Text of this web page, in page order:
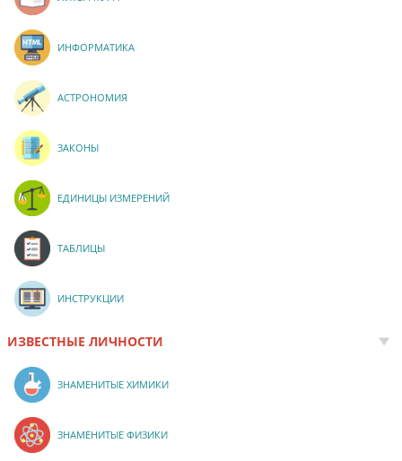
ИНФОРМАТИКА
АСТРОНОМИЯ
ЗАКОНЫ
ЕДИНИЦЫ ИЗМЕРЕНИЙ
ТАБЛИЦЫ
ИНСТРУКЦИИ
ИЗВЕСТНЫЕ ЛИЧНОСТИ
ЗНАМЕНИТЫЕ ХИМИКИ
ЗНАМЕНИТЫЕ ФИЗИКИ